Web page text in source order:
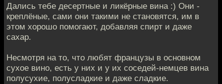
Дались тебе десертные и ликёрные вина :) Они -
креплёные, сами они такими не становятся, им в
этом хорошо помогают, добавляя спирт и даже
сахар.
Несмотря на то, что любят французы в основном
сухое вино, есть у них и у их соседей-немцев вина
полусухие, полусладкие и даже сладкие.